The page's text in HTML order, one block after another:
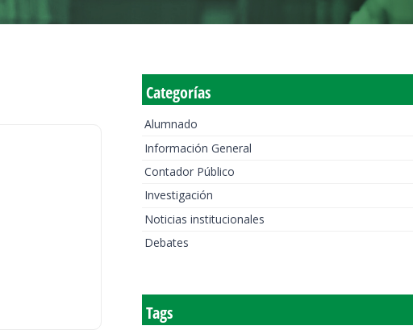
Categorías
Alumnado
Información General
Contador Público
Investigación
Noticias institucionales
Debates
Tags